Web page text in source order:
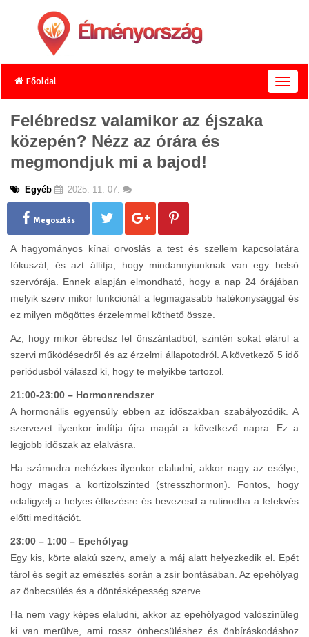
Főoldal
T
o
t
i
o
Felébredsz valamikor az éjszaka
közepén? Nézz az órára és
megmondjuk mi a bajod!
Egyéb 2025. 11. 07.
Megosztás
A hagyományos kínai orvoslás a test és szellem kapcsolatára
fókuszál, és azt állítja, hogy mindannyiunknak van egy belső
szervórája. Ennek alapján elmondható, hogy a nap 24 órájában
melyik szerv mikor funkcionál a legmagasabb hatékonysággal és
ez milyen mögöttes érzelemmel köthető össze.
Az, hogy mikor ébredsz fel önszántadból, szintén sokat elárul a
szervi működésedről és az érzelmi állapotodról. A következő 5 idő
periódusból válaszd ki, hogy te melyikbe tartozol.
21:00-23:00 – Hormonrendszer
A hormonális egyensúly ebben az időszakban szabályozódik. A
szervezet ilyenkor indítja újra magát a következő napra. Ez a
legjobb időszak az elalvásra.
Ha számodra nehézkes ilyenkor elaludni, akkor nagy az esélye,
hogy magas a kortizolszinted (stresszhormon). Fontos, hogy
odafigyelj a helyes étkezésre és bevezesd a rutinodba a lefekvés
előtti meditációt.
23:00 – 1:00 – Epehólyag
Egy kis, körte alakú szerv, amely a máj alatt helyezkedik el. Epét
tárol és segít az emésztés során a zsír bontásában. Az epehólyag
az önbecsülés és a döntésképesség szerve.
Ha nem vagy képes elaludni, akkor az epehólyagod valószínűleg
ki van merülve, ami rossz önbecsüléshez és önbíráskodáshoz